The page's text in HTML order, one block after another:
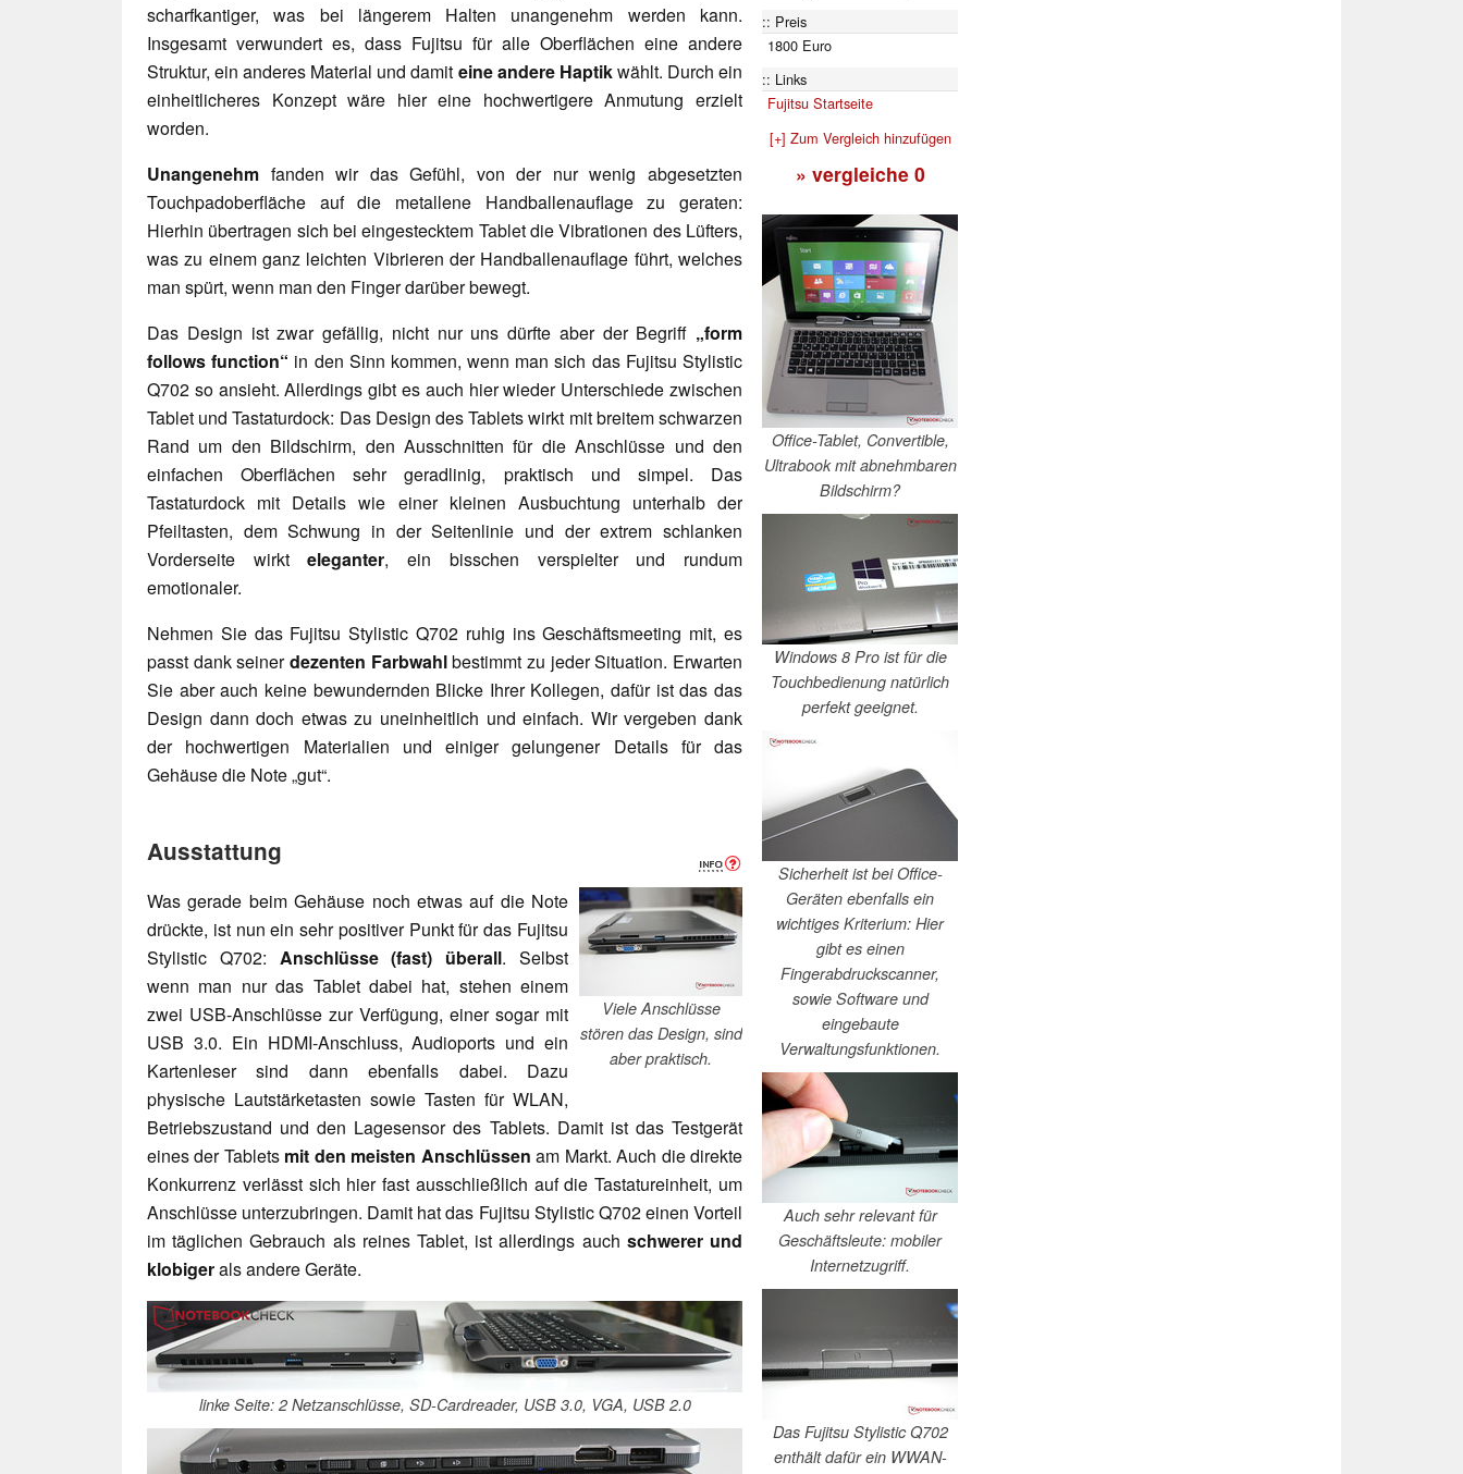
scharfkantiger, was bei längerem Halten unangenehm werden kann.
Insgesamt verwundert es, dass Fujitsu für alle Oberflächen eine andere
Struktur, ein anderes Material und damit eine andere Haptikwählt. Durch ein
einheitlicheres Konzept wäre hier eine hochwertigere Anmutung erzielt
worden.
Unangenehm fanden wir das Gefühl, von der nur wenig abgesetzten
Touchpadoberfläche auf die metallene Handballenauflage zu geraten:
Hierhin übertragen sich bei eingestecktem Tablet die Vibrationen des Lüfters,
was zu einem ganz leichten Vibrieren der Handballenauflage führt, welches
man spürt, wenn man den Finger darüber bewegt.
Das Design ist zwar gefällig, nicht nur uns dürfte aber der Begriff „form
follows function“ in den Sinn kommen, wenn man sich das Fujitsu Stylistic
Q702 so ansieht. Allerdings gibt es auch hier wieder Unterschiede zwischen
Tablet und Tastaturdock: Das Design des Tablets wirkt mit breitem schwarzen
Rand um den Bildschirm, den Ausschnitten für die Anschlüsse und den
einfachen Oberflächen sehr geradlinig, praktisch und simpel. Das
Tastaturdock mit Details wie einer kleinen Ausbuchtung unterhalb der
Pfeiltasten, dem Schwung in der Seitenlinie und der extrem schlanken
Vorderseite wirkteleganter, ein bisschen verspielter und rundum
emotionaler.
Nehmen Sie das Fujitsu Stylistic Q702 ruhig ins Geschäftsmeeting mit, es
passt dank seinerdezenten Farbwahlbestimmt zu jeder Situation. Erwarten
Sie aber auch keine bewundernden Blicke Ihrer Kollegen, dafür ist das das
Design dann doch etwas zu uneinheitlich und einfach. Wir vergeben dank
der hochwertigen Materialien und einiger gelungener Details für das
Gehäuse die Note „gut“.
Ausstattung
Viele Anschlüsse
stören das Design, sind
aber praktisch.
Was gerade beim Gehäuse noch etwas auf die Note
drückte, ist nun ein sehr positiver Punkt für das Fujitsu
Stylistic Q702: Anschlüsse (fast) überall. Selbst
wenn man nur das Tablet dabei hat, stehen einem
zwei USB-Anschlüsse zur Verfügung, einer sogar mit
USB 3.0. Ein HDMI-Anschluss, Audioports und ein
Kartenleser sind dann ebenfalls dabei. Dazu
physische Lautstärketasten sowie Tasten für WLAN,
Betriebszustand und den Lagesensor des Tablets. Damit ist das Testgerät
eines der Tablets mit den meisten Anschlüssen am Markt. Auch die direkte
Konkurrenz verlässt sich hier fast ausschließlich auf die Tastatureinheit, um
Anschlüsse unterzubringen. Damit hat das Fujitsu Stylistic Q702 einen Vorteil
im täglichen Gebrauch als reines Tablet, ist allerdings auch schwerer und
klobigerals andere Geräte.
linke Seite: 2 Netzanschlüsse, SD-Cardreader, USB 3.0, VGA, USB 2.0
Preis
1800 Euro
Links
Fujitsu Startseite
[+] Zum Vergleich hinzufügen
» vergleiche 0
Office-Tablet, Convertible,
Ultrabook mit abnehmbaren
Bildschirm?
Windows 8 Pro ist für die
Touchbedienung natürlich
perfekt geeignet.
Sicherheit ist bei Office-
Geräten ebenfalls ein
wichtiges Kriterium: Hier
gibt es einen
Fingerabdruckscanner,
sowie Software und
eingebaute
Verwaltungsfunktionen.
Auch sehr relevant für
Geschäftsleute: mobiler
Internetzugriff.
Das Fujitsu Stylistic Q702
enthält dafür ein WWAN-